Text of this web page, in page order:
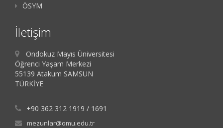
ÖSYM
İletişim
Ondokuz Mayıs Üniversitesi
Öğrenci Yaşam Merkezi
55139 Atakum SAMSUN
TÜRKİYE
+90 362 312 1919 / 1691
mezunlar@omu.edu.tr